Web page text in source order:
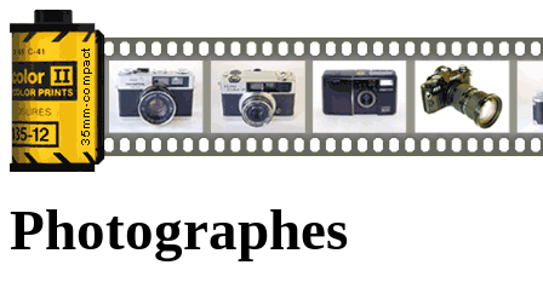
Photographes